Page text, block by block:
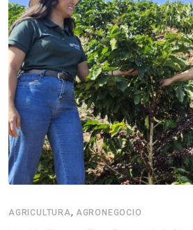
AGRICULTURA, AGRONEGOCIO